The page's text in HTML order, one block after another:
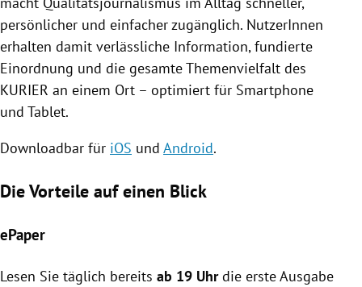
persönlicher und einfacher zugänglich. NutzerInnen
erhalten damit verlässliche Information, fundierte
Einordnung und die gesamte Themenvielfalt des
KURIER an einem Ort – optimiert für Smartphone
und Tablet.
Downloadbar für iOS und Android.
Die Vorteile auf einen Blick
ePaper
Lesen Sie täglich bereits ab 19 Uhrdie erste Ausgabe